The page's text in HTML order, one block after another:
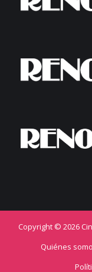
Copyright © 2026
Quiénes